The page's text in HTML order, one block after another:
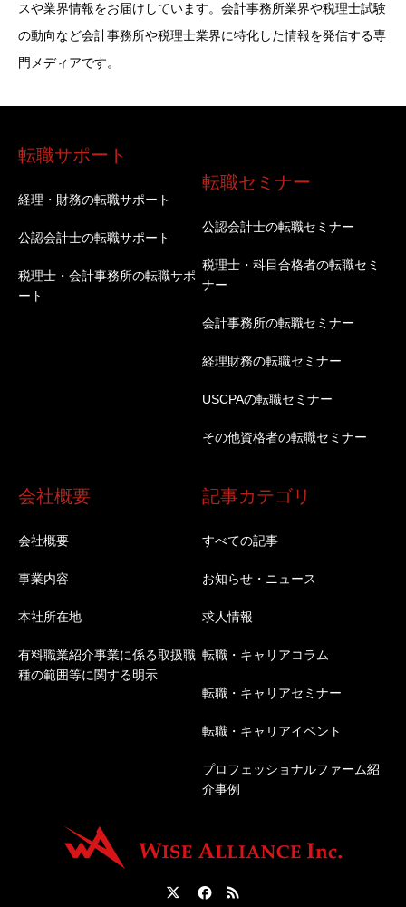
スや業界情報をお届けしています。会計事務所業界や税理士試験
の動向など会計事務所や税理士業界に特化した情報を発信する専
門メディアです。
転職サポート
経理・財務の転職サポート
公認会計士の転職サポート
税理士・会計事務所の転職サポ
ート
転職セミナー
公認会計士の転職セミナー
税理士・科目合格者の転職セミ
ナー
会計事務所の転職セミナー
経理財務の転職セミナー
USCPAの転職セミナー
その他資格者の転職セミナー
会社概要
会社概要
事業内容
本社所在地
有料職業紹介事業に係る取扱職
種の範囲等に関する明示
記事カテゴリ
すべての記事
お知らせ・ニュース
求人情報
転職・キャリアコラム
転職・キャリアセミナー
転職・キャリアイベント
プロフェッショナルファーム紹
介事例